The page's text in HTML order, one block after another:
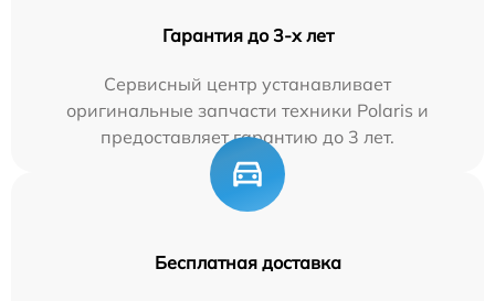
Гарантия до 3-х лет
Сервисный центр устанавливает
оригинальные запчасти техники Polaris и
предоставляет гарантию до 3 лет.
Бесплатная доставка